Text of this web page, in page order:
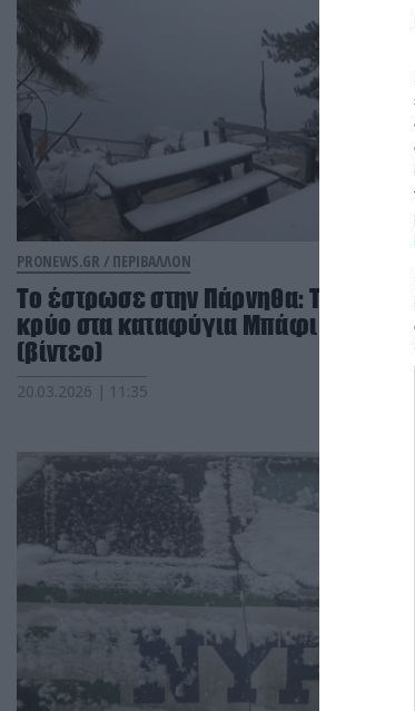
PRONEWS.GR / ΠΕΡΙΒΑΛΛΟΝ
Το έστρωσε στην Πάρνηθα:
κρύο στα καταφύγια Μπάφι και
(βίντεο)
20.03.2026 | 11:35